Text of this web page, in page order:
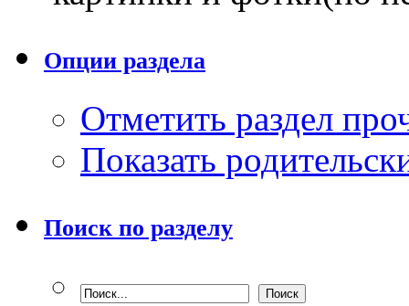
Опции раздела
Отметить раздел
Показать
Поиск по разделу